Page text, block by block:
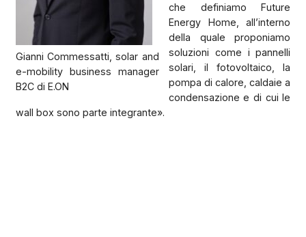
Gianni Commessatti, solar and
e-mobility business manager
B2C di E.ON
che definiamo Future
Energy Home, all’interno
della quale proponiamo
soluzioni come i pannelli
solari, il fotovoltaico, la
pompa di calore, caldaie a
condensazione e di cui le
wall box sono parte integrante».